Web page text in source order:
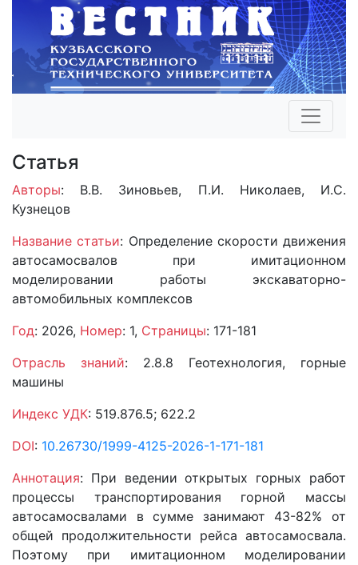
Статья
Авторы: В.В. Зиновьев, П.И. Николаев, И.С.
Кузнецов
Название статьи: Определение скорости движения
автосамосвалов при имитационном
моделировании работы экскаваторно-
автомобильных комплексов
Год: 2026, Номер: 1, Страницы: 171-181
Отрасль знаний: 2.8.8 Геотехнология, горные
машины
Индекс УДК: 519.876.5; 622.2
DOI: 10.26730/1999-4125-2026-1-171-181
Аннотация: При ведении открытых горных работ
процессы транспортирования горной массы
автосамосвалами в сумме занимают 43-82% от
общей продолжительности рейса автосамосвала.
Поэтому при имитационном моделировании